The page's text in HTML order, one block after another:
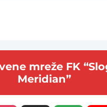
Meridian”